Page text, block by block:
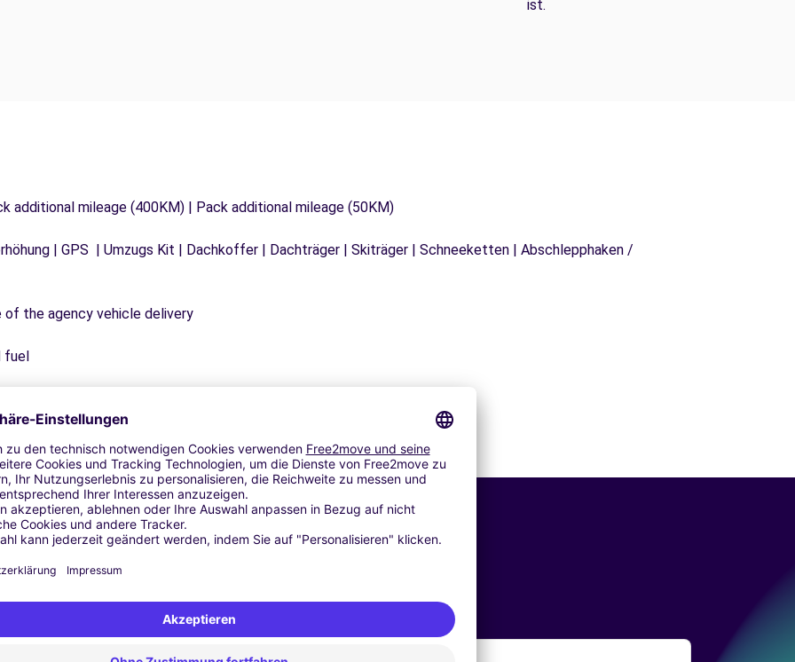
ist.
additional mileage (400KM) | Pack additional mileage (50KM)
| GPS | Umzugs Kit | Dachkoffer | Dachträger | Skiträger | Schneeketten | Abschlepphaken /
the agency vehicle delivery
fuel
Ähnliche Agenturen